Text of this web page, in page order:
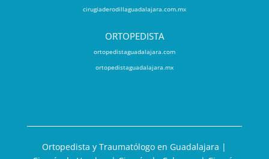
cirugiaderodillaguadalajara.com.mx
ORTOPEDISTA
ortopedistaguadalajara.com
ortopedistaguadalajara.mx
Ortopedista y Traumatólogo en Guadalajara |